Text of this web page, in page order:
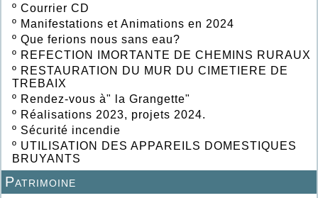
º Courrier CD
º Manifestations et Animations en 2024
º Que ferions nous sans eau?
º REFECTION IMORTANTE DE CHEMINS RURAUX
º RESTAURATION DU MUR DU CIMETIERE DE
TREBAIX
º Rendez-vous à" la Grangette"
º Réalisations 2023, projets 2024.
º Sécurité incendie
º UTILISATION DES APPAREILS DOMESTIQUES
BRUYANTS
Patrimoine